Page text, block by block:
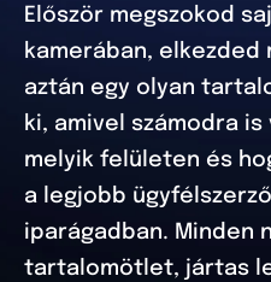
Először megszokod
kamerában, elkezded
aztán egy olyan
ki, amivel számodra
melyik felületen és
a legjobb
iparágadban. Minden
tartalomötlet, jártas